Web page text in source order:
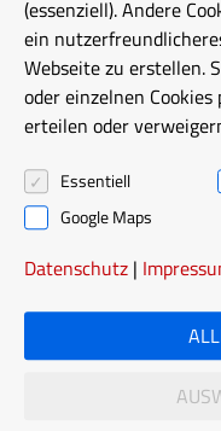
(essenziell). Andere
ein
Webseite zu erstellen.
oder einzelnen
erteilen oder
Essentiell
Google Maps
Datenschutz |